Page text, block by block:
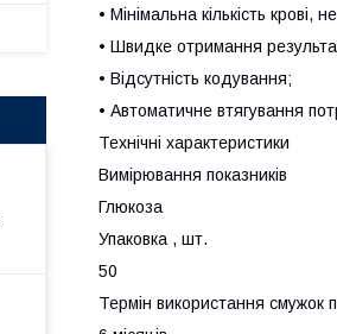
• Мінімальна кількість
• Швидке отримання
• Відсутність кодування;
• Автоматичне втягування
Технічні характеристики
Вимірювання показників
Глюкоза
Упаковка , шт.
50
Термін використання смужок